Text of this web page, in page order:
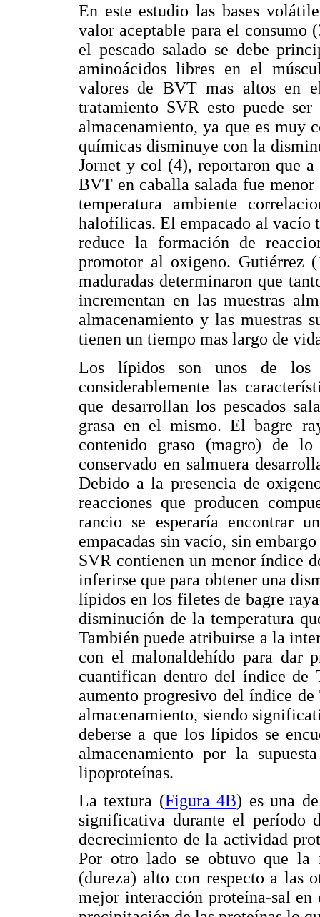
En este estudio las bases
valor aceptable para el consumo
el pescado salado se debe
aminoácidos libres en el
valores de BVT mas altos en
tratamiento SVR esto puede
almacenamiento, ya que es muy
químicas disminuye con la
Jornet y col (4), reportaron que
BVT en caballa salada fue menor
temperatura ambiente
halofílicas. El empacado al vacío
reduce la formación de
promotor al oxigeno. Gutiérrez
maduradas determinaron que
incrementan en las muestras
almacenamiento y las muestras
tienen un tiempo mas largo de
Los lípidos son unos de los
considerablemente las
que desarrollan los pescados
grasa en el mismo. El bagre
contenido graso (magro) de lo
conservado en salmuera
Debido a la presencia de
reacciones que producen
rancio se esperaría encontrar
empacadas sin vacío, sin
SVR contienen un menor índice
inferirse que para obtener una
lípidos en los filetes de bagre
disminución de la temperatura
También puede atribuirse a la
con el malonaldehído para dar
cuantifican dentro del índice de
aumento progresivo del índice
almacenamiento, siendo
deberse a que los lípidos se
almacenamiento por la
lipoproteínas.
La textura (Figura 4B) es una
significativa durante el período
decrecimiento de la actividad
Por otro lado se obtuvo que la
(dureza) alto con respecto a las
mejor interacción proteína-sal